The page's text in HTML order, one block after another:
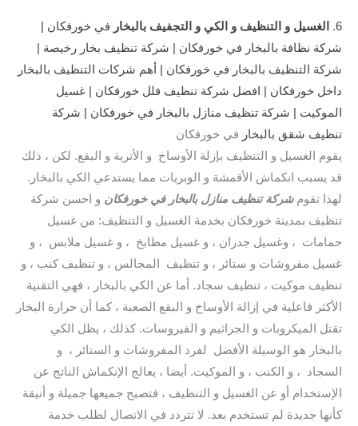
6. الغسيل و التنظيف و الكي و التجفيف بالبخار في خورفكان |
شركة نظافة بالبخار في خورفكان | شركة تنظيف بخار رخيصة |
شركة التنظيف بالبخار في خورفكان | أهم شركات التنظيف بالبخار
داخل خورفكان | افضل شركة تنظيف فلل خورفكان | غسيل
الموكيت | شركة تنظيف منازل بالبخار في خورفكان | شركة
تنظيف شقق بالبخار في خورفكان
يقوم الغسيل و التنظيف بإزلة الأوساخ و الأتربة و البقع. لكن ، ذلك
قد يسبب انكماش الأقمشة و الوبريات مما يستدعي الكي بالبخار.
لهذا تقومشركة تنظيف منازل بالبخار في خورفكان و احسن شركة
تنظيف بمدينة خورفكان بخدمة الغسيل و التنظيف: من غسيل
حمامات ، وغسيل جدران ، و غسيل مطابخ ، و غسيل ملابس ، و
غسيل مفروشات و ستائر ، و تنظيف المجالس ، و تنظيف كنب ، و
تنظيف موكيت ، تنظيف سجاد. أما عن الكي بالبخار ، فهي التقنية
الأكثر فاعلية في إزالة الأوساخ و البقع الصعبة ، كما أن حرارة البخار
تقتل الميكروبات و الجراثيم و الفيروسات. كذلك ، يظل الكي
بالبخار هو الوسيلة الأفضل لفرد المفروشات و الستائر ، و
السجاد ، و الكنب ، و الموكيت. أيضا ، يعالج الإنكماش الناتج عن
الإستخدام أو عن الغسيل و التنظيف ، فتصبح جميعها جميلة و أنيقة
كأنها جديدة لم تستخدم بعد. لا تتردد في الاتصال لطلب خدمة